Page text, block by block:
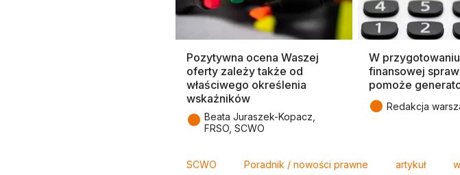
Pozytywna ocena Waszej
oferty zależy także od
właściwego określenia
wskaźników
● Beata Juraszek-Kopacz,
FRSO, SCWO
W
finansowej
pomoże
● Redakcja
SCWO Poradnik / nowości prawne artykuł